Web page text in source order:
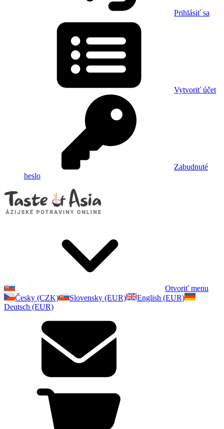
Prihlásiť sa
Vytvoriť účet
Zabudnuté
heslo
Otvoriť menu
Česky (CZK)
Slovensky (EUR)
English (EUR)
Deutsch (EUR)